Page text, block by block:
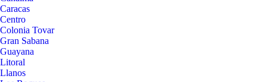
Caracas
Centro
Colonia Tovar
Gran Sabana
Guayana
Litoral
Llanos